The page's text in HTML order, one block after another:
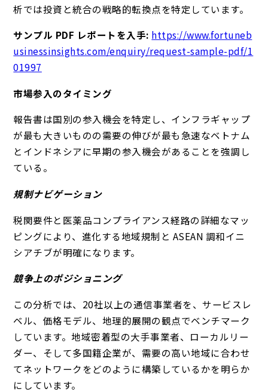
析では投資と統合の戦略的転換点を特定しています。
サンプル PDF レポートを入手: https://www.fortuneb
usinessinsights.com/enquiry/request-sample-pdf/1
01997
市場参入のタイミング
報告書は国別の参入機会を特定し、インフラギャップ
が最も大きいものの需要の伸びが最も急速なベトナム
とインドネシアに早期の参入機会があることを強調し
ている。
規制ナビゲーション
税関要件と医薬品コンプライアンス経路の詳細なマッ
ピングにより、進化する地域規制と ASEAN 調和イニ
シアチブが明確になります。
競争上のポジショニング
この分析では、20社以上の通信事業者を、サービスレ
ベル、価格モデル、地理的展開の観点でベンチマーク
しています。地域密着型の大手事業者、ローカルリー
ダー、そして多国籍企業が、需要の高い地域に合わせ
てネットワークをどのように構築しているかを明らか
にしています。